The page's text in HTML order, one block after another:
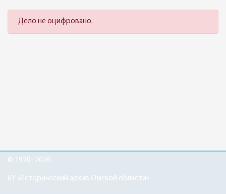
Дело не оцифровано.
© 1920–2026
БУ «Исторический архив Омской области»